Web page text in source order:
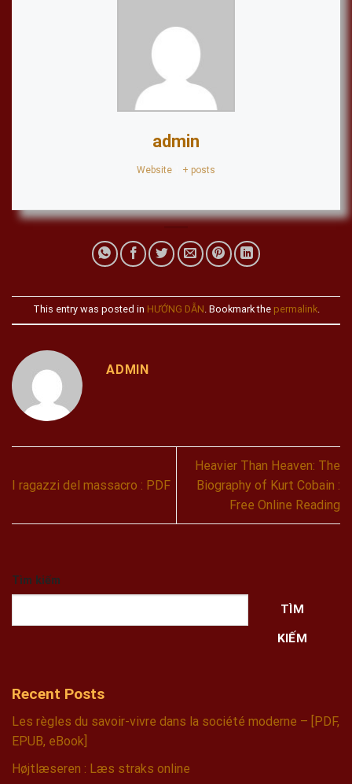
admin
Website + posts
This entry was posted in HƯỚNG DẪN. Bookmark the permalink.
ADMIN
I ragazzi del massacro : PDF
Heavier Than Heaven: The
Biography of Kurt Cobain :
Free Online Reading
Tìm kiếm
TÌM
KIẾM
Recent Posts
Les règles du savoir-vivre dans la société moderne – [PDF,
EPUB, eBook]
Højtlæseren : Læs straks online